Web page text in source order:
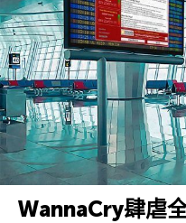
WannaCry肆虐